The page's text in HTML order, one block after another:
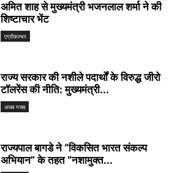
अमित शाह से मुख्यमंत्री भजनलाल शर्मा ने की
शिष्टाचार भेंट
एग्रीकल्चर
राज्य सरकार की नशीले पदार्थों के विरुद्ध जीरो
टॉलरेंस की नीति: मुख्यमंत्री...
अजब गजब
राज्यपाल बागडे ने “विकसित भारत संकल्प
अभियान” के तहत “नशामुक्त...